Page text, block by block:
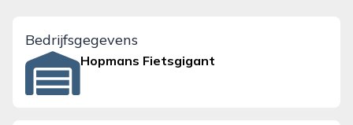
Bedrijfsgegevens
Hopmans Fietsgigant